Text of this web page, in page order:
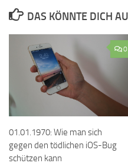
DAS KÖNNTE DICH
0
01.01.1970: Wie man sich
gegen den tödlichen iOS-Bug
schützen kann